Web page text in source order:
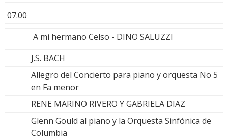
07.00
A mi hermano Celso - DINO SALUZZI
J.S. BACH
Allegro del Concierto para piano y orquesta No 5
en Fa menor
RENE MARINO RIVERO Y GABRIELA DIAZ
Glenn Gould al piano y la Orquesta Sinfónica de
Columbia